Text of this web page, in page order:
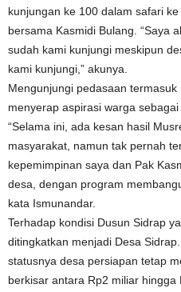
kunjungan ke 100 dalam safari
bersama Kasmidi Bulang. “Saya
sudah kami kunjungi meskipun
kami kunjungi,” akunya.
Mengunjungi pedasaan
menyerap aspirasi warga
“Selama ini, ada kesan hasil
masyarakat, namun tak pernah
kepemimpinan saya dan Pak
desa, dengan program
kata Ismunandar.
Terhadap kondisi Dusun Sidrap
ditingkatkan menjadi Desa
statusnya desa persiapan tetap
berkisar antara Rp2 miliar hingga